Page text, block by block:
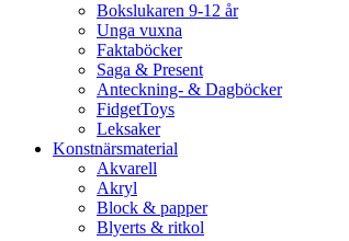
Bokslukaren 9-12 år
Unga vuxna
Faktaböcker
Saga & Present
Anteckning- & Dagböcker
FidgetToys
Leksaker
Konstnärsmaterial
Akvarell
Akryl
Block & papper
Blyerts & ritkol